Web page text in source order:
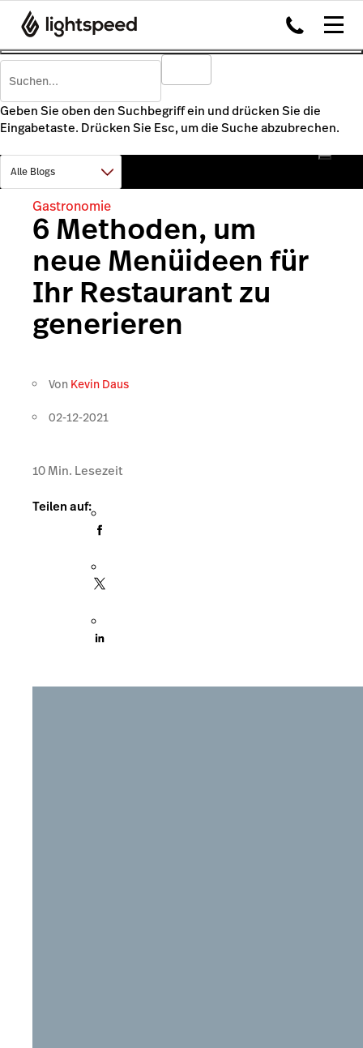
Geben Sie oben den Suchbegriff ein und drücken Sie die
Eingabetaste. Drücken Sie Esc, um die Suche abzubrechen.
Gastronomie
6 Methoden, um
neue Menüideen für
Ihr Restaurant zu
generieren
Von Kevin Daus
02-12-2021
10Min. Lesezeit
Teilen auf: